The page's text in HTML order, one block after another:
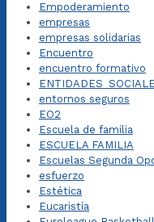
Empoderamiento
empresas
empresas solidarias
Encuentro
encuentro formativo
entornos seguros
EO2
Escuela de familia
ESCUELA FAMILIA
Escuelas Segunda
esfuerzo
Estética
Eucaristía